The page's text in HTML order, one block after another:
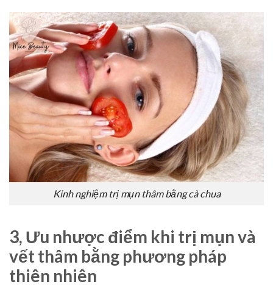
Kinh nghiệm trị mụn thâm bằng cà chua
3, Ưu nhược điểm khi trị mụn và
vết thâm bằng phương pháp
thiên nhiên